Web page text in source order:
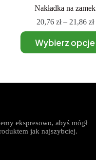
Nakładka na zamek
20,76 zł– 21,86 zł
Wybierz opcje
ekspresowo, abyś mógł
jak najszybciej.